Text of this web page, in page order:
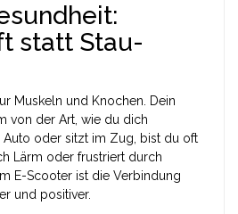
statt Stau-
Muskeln und Knochen. Dein
von der Art, wie du dich
Auto oder sitzt im Zug, bist du oft
Lärm oder frustriert durch
E-Scooter ist die Verbindung
und positiver.